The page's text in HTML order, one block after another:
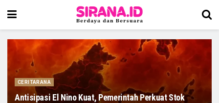
CERITARANA
Antisipasi El Nino Kuat, Pemerintah Perkuat Stok